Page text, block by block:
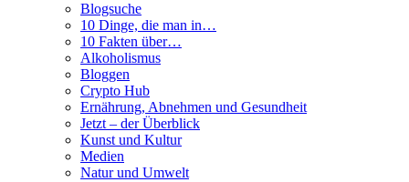
Blogsuche
10 Dinge, die man in…
10 Fakten über…
Alkoholismus
Bloggen
Crypto Hub
Ernährung, Abnehmen und Gesundheit
Jetzt – der Überblick
Kunst und Kultur
Medien
Natur und Umwelt